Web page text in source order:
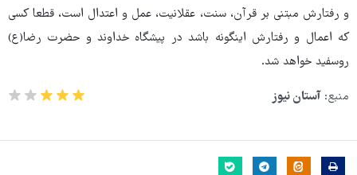
و رفتارش مبتنی بر قرآن، سنت، عقلانیت، عمل و اعتدال است، قطعا کسی
که اعمال و رفتارش اینگونه باشد در پیشگاه خداوند و حضرت رضا(ع)
روسفید خواهد شد.
منبع: آستان نیوز